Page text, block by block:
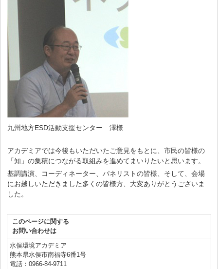
九州地方ESD活動支援センター 澤様
アカデミアでは今後もいただいたご意見をもとに、市民の皆様の
「知」の集積につながる取組みを進めてまいりたいと思います。
基調講演、コーディネーター、パネリストの皆様、そして、会場
にお越しいただきました多くの皆様方、大変ありがとうございま
した。
このページに関する
お問い合わせは
水俣環境アカデミア
熊本県水俣市南福寺6番1号
電話：0966-84-9711